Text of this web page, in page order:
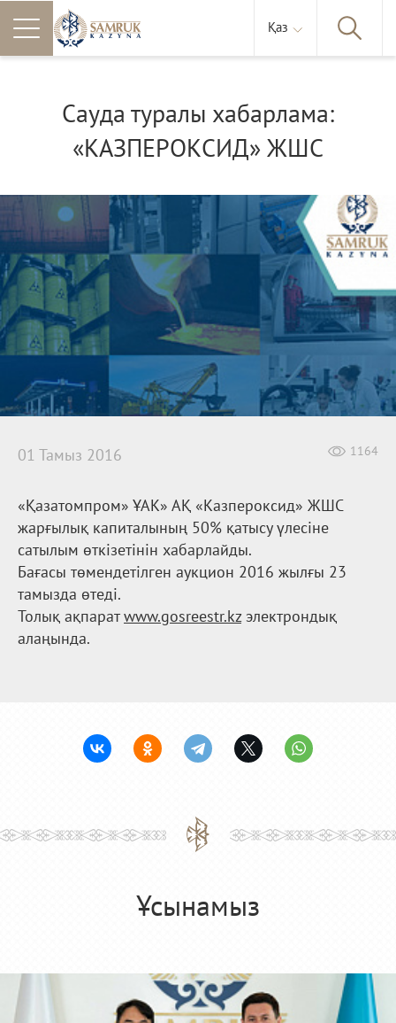
Қаз
Сауда туралы хабарлама:
«КАЗПЕРОКСИД» ЖШС
1164
01 Тамыз 2016
«Қазатомпром» ҰАК» АҚ «Казпероксид» ЖШС
жарғылық капиталының 50% қатысу үлесіне
сатылым өткізетінін хабарлайды.
Бағасы төмендетілген аукцион 2016 жылғы 23
тамызда өтеді.
Толық ақпаратwww.gosreestr.kzэлектрондық
алаңында.
Ұсынамыз